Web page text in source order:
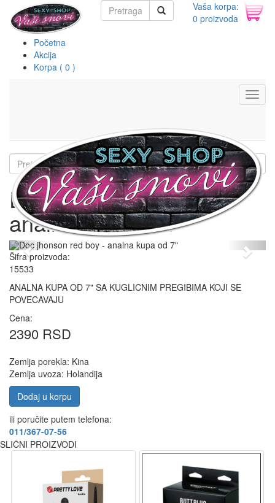
Vaša korpa:
0 proizvoda
Početna
Akcija
Korpa ( 0 )
Doc jhonson red boy -
analna kupa od 7"
Previous Next
Šifra proizvoda:
15533
ANALNA KUPA OD 7" SA KUGLICNIM PREGIBIMA KOJI SE
POVECAVAJU
Cena:
2390 RSD
Zemlja porekla: Kina
Zemlja uvoza: Holandija
Dodaj u korpu
ili poručite putem telefona:
011/367-07-56
SLIČNI PROIZVODI